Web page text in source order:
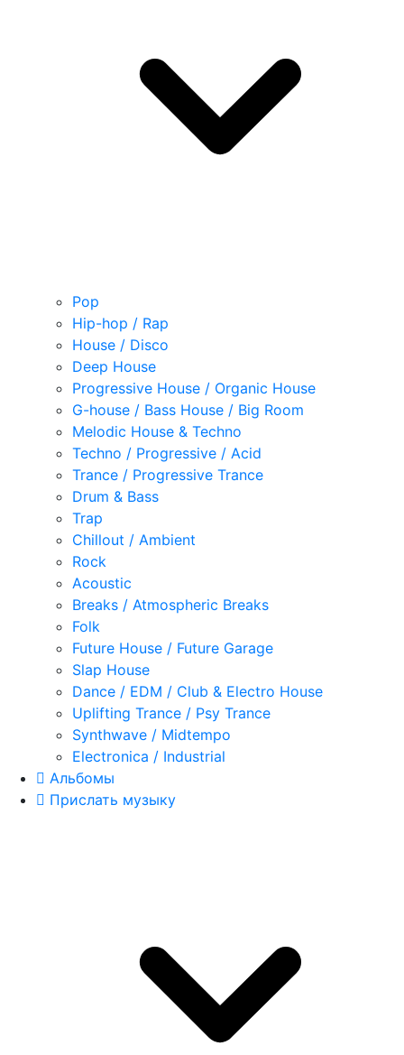
Pop
Hip-hop / Rap
House / Disco
Deep House
Progressive House / Organic House
G-house / Bass House / Big Room
Melodic House & Techno
Techno / Progressive / Acid
Trance / Progressive Trance
Drum & Bass
Trap
Chillout / Ambient
Rock
Acoustic
Breaks / Atmospheric Breaks
Folk
Future House / Future Garage
Slap House
Dance / EDM / Club & Electro House
Uplifting Trance / Psy Trance
Synthwave / Midtempo
Electronica / Industrial
Альбомы
Прислать музыку